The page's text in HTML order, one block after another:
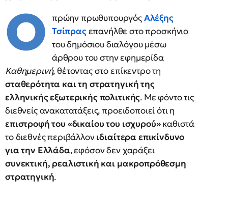
Ο πρώην πρωθυπουργόςΑλέξης
Τσίπραςεπανήλθε στο προσκήνιο
του δημόσιου διαλόγου μέσω
άρθρου του στην εφημερίδα
Καθημερινή, θέτοντας στο επίκεντρο τη
σταθερότητα και τη στρατηγική της
ελληνικής εξωτερικής πολιτικής. Με φόντο τις
διεθνείς ανακατατάξεις, προειδοποιεί ότι η
επιστροφή του «δικαίου του ισχυρού»καθιστά
το διεθνές περιβάλλονιδιαίτερα επικίνδυνο
για την Ελλάδα, εφόσον δεν χαράξει
συνεκτική, ρεαλιστική και μακροπρόθεσμη
στρατηγική.